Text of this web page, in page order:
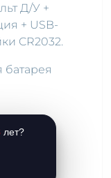
Д/У +
+ USB-
CR2032.
батарея
лет?